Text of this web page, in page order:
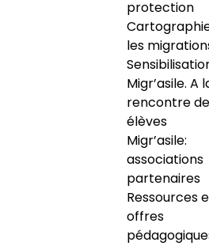
protection
les
Migr’asile. A
rencontre
élèves
Migr’asile:
associations
partenaires
Ressources
offres